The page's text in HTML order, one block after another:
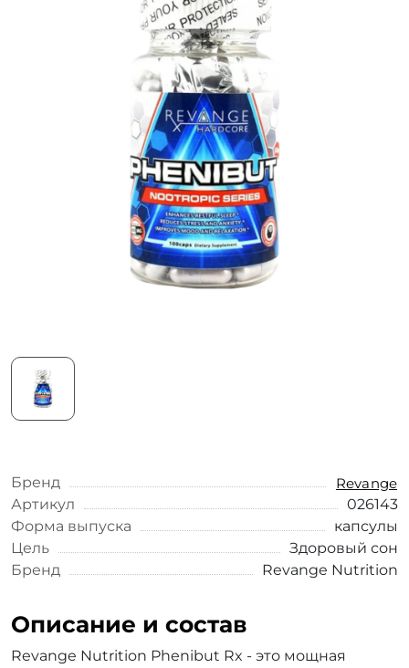
Бренд
Revange
Артикул
026143
Форма выпуска
капсулы
Цель
Здоровый сон
Бренд
Revange Nutrition
Описание и состав
Revange Nutrition Phenibut Rx - это мощная